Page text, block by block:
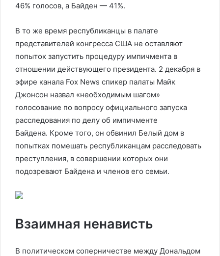
46% голосов, а Байден — 41%.
В то же время республиканцы в палате
представителей конгресса США не оставляют
попыток запустить процедуру импичмента в
отношении действующего президента. 2 декабря в
эфире канала Fox News спикер палаты Майк
Джонсон назвал «необходимым шагом»
голосование по вопросу официального запуска
расследования по делу об импичменте
Байдена. Кроме того, он обвинил Белый дом в
попытках помешать республиканцам расследовать
преступления, в совершении которых они
подозревают Байдена и членов его семьи.
Взаимная ненависть
В политическом соперничестве между Дональдом